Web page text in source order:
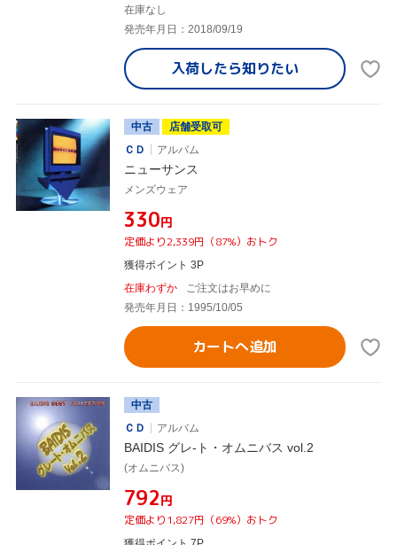
在庫なし
発売年月日：2018/09/19
入荷したら知りたい
中古
店舗受取可
ＣＤ
アルバム
ニューサンス
メンズウェア
¥330円
定価より2,339円（87%）おトク
獲得ポイント 3P
在庫わずか
ご注文はお早めに
発売年月日：1995/10/05
カートへ追加
中古
ＣＤ
アルバム
BAIDIS グレ-ト・オムニバス vol.2
(オムニバス)
¥792円
定価より1,827円（69%）おトク